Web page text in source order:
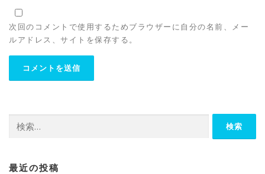
次回のコメントで使用するためブラウザーに自分の名前、メー
ルアドレス、サイトを保存する。
索:
最近の投稿